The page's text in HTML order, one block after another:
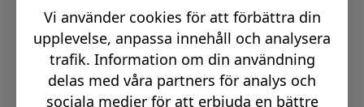
Email:info@signmakerr.se
PSST, HÄNG MED PÅ VÅR RESA!
Vi använder cookies för att förbättra din
upplevelse, anpassa innehåll och analysera
trafik. Information om din användning
delas med våra partners för analys och
sociala medier för att erbjuda en bättre